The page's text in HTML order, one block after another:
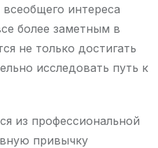
интереса
более заметным в
не только достигать
исследовать путь к
из профессиональной
привычку